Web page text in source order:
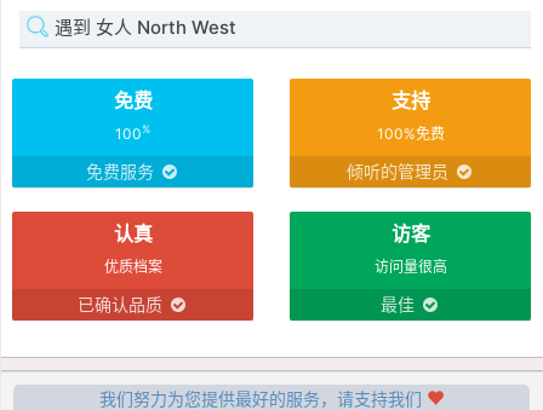
遇到 女人 North West
免费
100%
免费服务
支持
100%免费
倾听的管理员
认真
优质档案
已确认品质
访客
访问量很高
最佳
我们努力为您提供最好的服务，请支持我们